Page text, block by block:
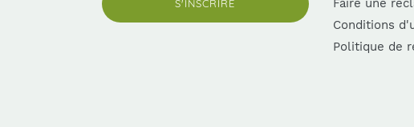
S'INSCRIRE
Faire une
Conditions
Politique de